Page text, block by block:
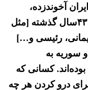
آخوندزده،
لیستی از جلادترین و منفورترینهای ۴۳سال گذشته [مثل
رئیسی و…]
سوریه به
کسانی که
درو کردن هر چه